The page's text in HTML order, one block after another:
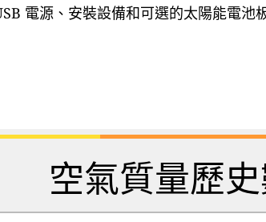
電源、安裝設備和可選的太陽能電池
空氣質量歷史